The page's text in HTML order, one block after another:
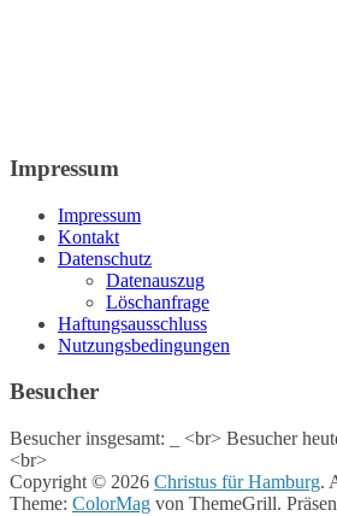
Impressum
Impressum
Kontakt
Datenschutz
Datenauszug
Löschanfrage
Haftungsausschluss
Nutzungsbedingungen
Besucher
Besucher insgesamt: <br> Besucher
<br>
Copyright © 2026 Christus für Hamburg.
Theme: ColorMag von ThemeGrill.